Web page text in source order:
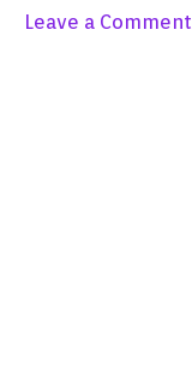
Leave a Comment